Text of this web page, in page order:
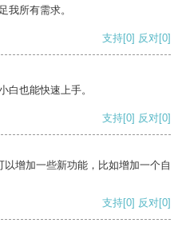
我所有需求。
支持[0] 反对[0]
白也能快速上手。
支持[0] 反对[0]
增加一些新功能，比如增加一个自
支持[0] 反对[0]